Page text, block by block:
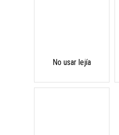
No usar lejía